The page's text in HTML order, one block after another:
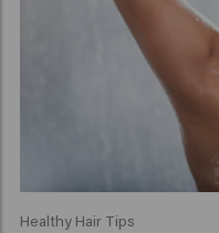
Healthy Hair Tips